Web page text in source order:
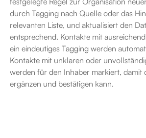
durch Tagging nach Quelle oder das
relevanten Liste, und aktualisiert den
entsprechend. Kontakte mit
ein eindeutiges Tagging werden
Kontakte mit unklaren oder
werden für den Inhaber markiert, damit
ergänzen und bestätigen kann.